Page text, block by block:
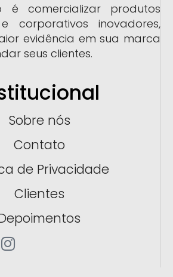
é comercializar produtos
corporativos inovadores,
evidência em sua marca
seus clientes.
Sobre nós
Contato
de Privacidade
Clientes